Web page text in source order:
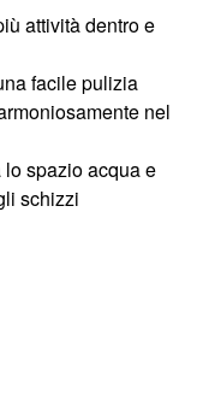
attività dentro e
facile pulizia
nel
spazio acqua e
schizzi